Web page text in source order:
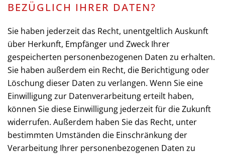
BEZÜGLICH IHRER DATEN?
Sie haben jederzeit das Recht, unentgeltlich Auskunft
über Herkunft, Empfänger und Zweck Ihrer
gespeicherten personenbezogenen Daten zu erhalten.
Sie haben außerdem ein Recht, die Berichtigung oder
Löschung dieser Daten zu verlangen. Wenn Sie eine
Einwilligung zur Datenverarbeitung erteilt haben,
können Sie diese Einwilligung jederzeit für die Zukunft
widerrufen. Außerdem haben Sie das Recht, unter
bestimmten Umständen die Einschränkung der
Verarbeitung Ihrer personenbezogenen Daten zu